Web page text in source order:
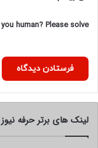
human? Please solve:
لینک های برتر حرفه نیوز